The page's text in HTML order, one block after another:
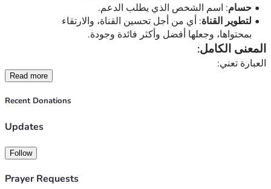
حسام: اسم الشخص الذي يطلب الدعم.
لتطوير القناة
بمحتواها، وجعلها أفضل وأكثر فائدة وجودة.
المعنى الكامل:
العبارة تعني:
قدّموا الدعم لأخيكم حسام حتى يتمكن من تحسين القناة وتطوير
Read more
Recent Donations
Updates
Follow
Prayer Requests